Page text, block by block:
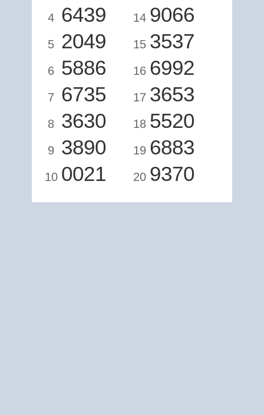
4 6439
5 2049
6 5886
7 6735
8 3630
9 3890
10 0021
14 9066
15 3537
16 6992
17 3653
18 5520
19 6883
20 9370